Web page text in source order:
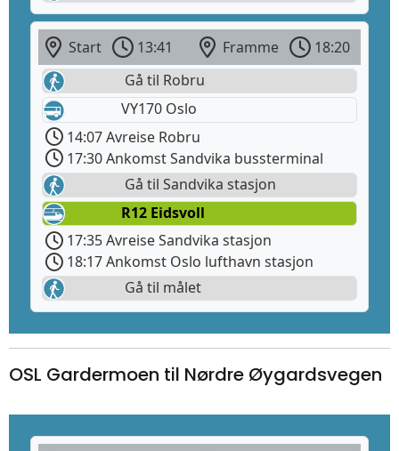
Start 13:41 Framme
18:20
Gå til Robru
VY170 Oslo
14:07 Avreise Robru
17:30 Ankomst Sandvika bussterminal
Gå til Sandvika stasjon
R12 Eidsvoll
17:35 Avreise Sandvika stasjon
18:17 Ankomst Oslo lufthavn stasjon
Gå til målet
OSL Gardermoen til Nørdre Øygardsvegen